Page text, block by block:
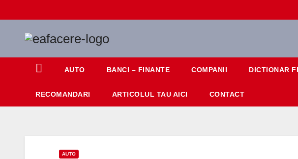
to
AUTO BANCI – FINANTE COMPANII DICTIONAR
RECOMANDARI ARTICOLUL TAU AICI CONTACT
AUTO